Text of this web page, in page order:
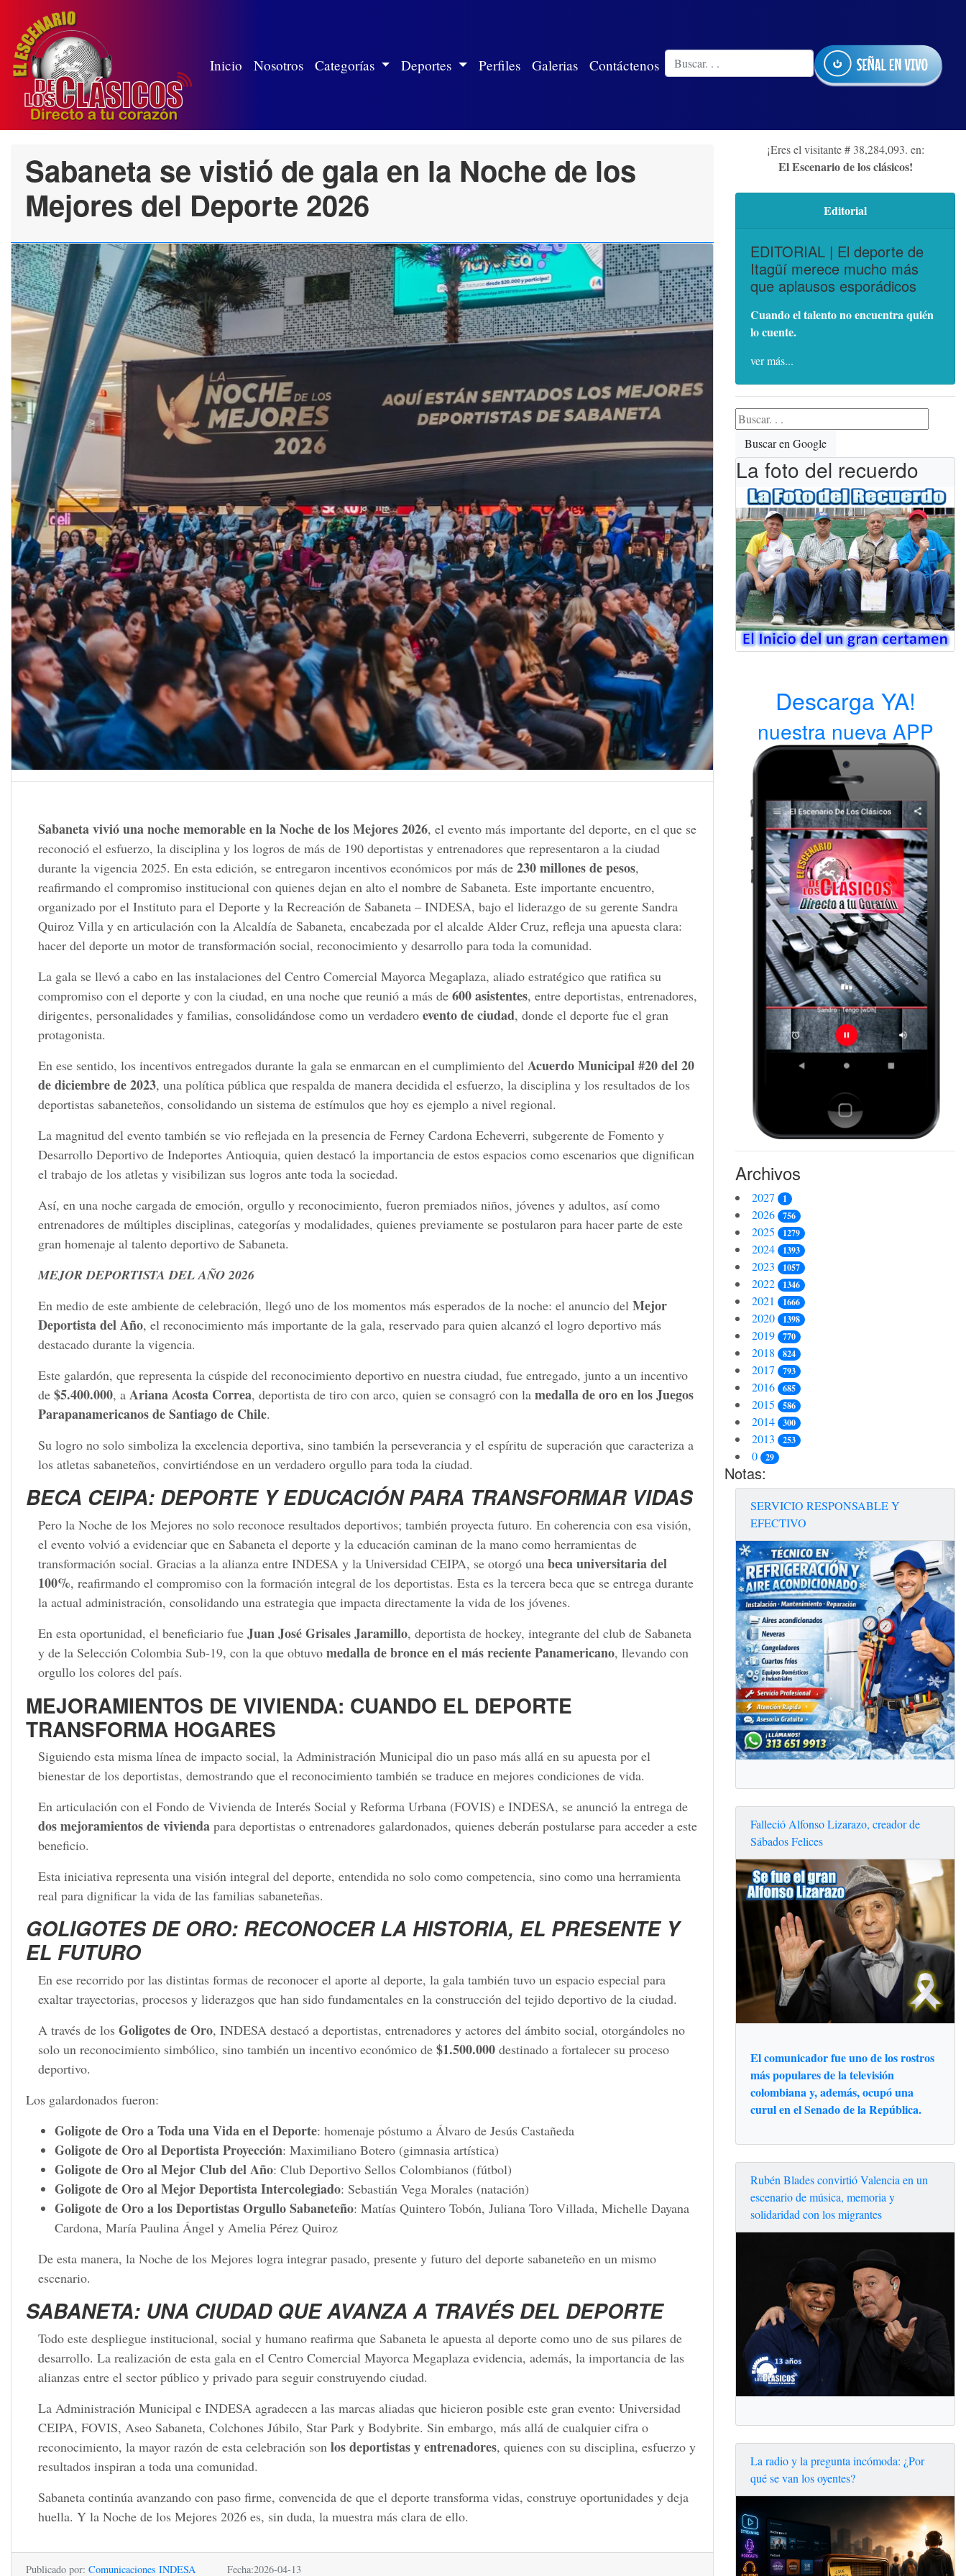
Inicio Nosotros(white)
Categorías Deportes Perfiles Galerias Contáctenos
Sabaneta se vistió de gala en la Noche de los
Mejores del Deporte 2026
Sabaneta vivió una noche memorable en la Noche de los Mejores 2026, el evento más importante del deporte, en el que se
reconoció el esfuerzo, la disciplina y los logros de más de 190 deportistas y entrenadores que representaron a la ciudad
durante la vigencia 2025. En esta edición, se entregaron incentivos económicos por más de230 millones de pesos,
reafirmando el compromiso institucional con quienes dejan en alto el nombre de Sabaneta. Este importante encuentro,
organizado por el Instituto para el Deporte y la Recreación de Sabaneta – INDESA, bajo el liderazgo de su gerente Sandra
Quiroz Villa y en articulación con la Alcaldía de Sabaneta, encabezada por el alcalde Alder Cruz, refleja una apuesta clara:
hacer del deporte un motor de transformación social, reconocimiento y desarrollo para toda la comunidad.
La gala se llevó a cabo en las instalaciones del Centro Comercial Mayorca Megaplaza, aliado estratégico que ratifica su
compromiso con el deporte y con la ciudad, en una noche que reunió a más de600 asistentes, entre deportistas, entrenadores,
dirigentes, personalidades y familias, consolidándose como un verdaderoevento de ciudad, donde el deporte fue el gran
protagonista.
En ese sentido, los incentivos entregados durante la gala se enmarcan en el cumplimiento delAcuerdo Municipal #20 del 20
de diciembre de 2023, una política pública que respalda de manera decidida el esfuerzo, la disciplina y los resultados de los
deportistas sabaneteños, consolidando un sistema de estímulos que hoy es ejemplo a nivel regional.
La magnitud del evento también se vio reflejada en la presencia de Ferney Cardona Echeverri, subgerente de Fomento y
Desarrollo Deportivo de Indeportes Antioquia, quien destacó la importancia de estos espacios como escenarios que dignifican
el trabajo de los atletas y visibilizan sus logros ante toda la sociedad.
Así, en una noche cargada de emoción, orgullo y reconocimiento, fueron premiados niños, jóvenes y adultos, así como
entrenadores de múltiples disciplinas, categorías y modalidades, quienes previamente se postularon para hacer parte de este
gran homenaje al talento deportivo de Sabaneta.
MEJOR DEPORTISTA DEL AÑO 2026
En medio de este ambiente de celebración, llegó uno de los momentos más esperados de la noche: el anuncio delMejor
Deportista del Año, el reconocimiento más importante de la gala, reservado para quien alcanzó el logro deportivo más
destacado durante la vigencia.
Este galardón, que representa la cúspide del reconocimiento deportivo en nuestra ciudad, fue entregado, junto a un incentivo
de$5.400.000, aAriana Acosta Correa, deportista de tiro con arco, quien se consagró con lamedalla de oro en los Juegos
Parapanamericanos de Santiago de Chile.
Su logro no solo simboliza la excelencia deportiva, sino también la perseverancia y el espíritu de superación que caracteriza a
los atletas sabaneteños, convirtiéndose en un verdadero orgullo para toda la ciudad.
BECA CEIPA: DEPORTE Y EDUCACIÓN PARA TRANSFORMAR VIDAS
Pero la Noche de los Mejores no solo reconoce resultados deportivos; también proyecta futuro. En coherencia con esa visión,
el evento volvió a evidenciar que en Sabaneta el deporte y la educación caminan de la mano como herramientas de
transformación social. Gracias a la alianza entre INDESA y la Universidad CEIPA, se otorgó unabeca universitaria del
100%, reafirmando el compromiso con la formación integral de los deportistas. Esta es la tercera beca que se entrega durante
la actual administración, consolidando una estrategia que impacta directamente la vida de los jóvenes.
En esta oportunidad, el beneficiario fueJuan José Grisales Jaramillo, deportista de hockey, integrante del club de Sabaneta
y de la Selección Colombia Sub-19, con la que obtuvomedalla de bronce en el más reciente Panamericano, llevando con
orgullo los colores del país.
MEJORAMIENTOS DE VIVIENDA: CUANDO EL DEPORTE
TRANSFORMA HOGARES
Siguiendo esta misma línea de impacto social, la Administración Municipal dio un paso más allá en su apuesta por el
bienestar de los deportistas, demostrando que el reconocimiento también se traduce en mejores condiciones de vida.
En articulación con el Fondo de Vivienda de Interés Social y Reforma Urbana (FOVIS) e INDESA, se anunció la entrega de
dos mejoramientos de viviendapara deportistas o entrenadores galardonados, quienes deberán postularse para acceder a este
beneficio.
Esta iniciativa representa una visión integral del deporte, entendida no solo como competencia, sino como una herramienta
real para dignificar la vida de las familias sabaneteñas.
GOLIGOTES DE ORO: RECONOCER LA HISTORIA, EL PRESENTE Y
EL FUTURO
En ese recorrido por las distintas formas de reconocer el aporte al deporte, la gala también tuvo un espacio especial para
exaltar trayectorias, procesos y liderazgos que han sido fundamentales en la construcción del tejido deportivo de la ciudad.
A través de losGoligotes de Oro, INDESA destacó a deportistas, entrenadores y actores del ámbito social, otorgándoles no
solo un reconocimiento simbólico, sino también un incentivo económico de$1.500.000destinado a fortalecer su proceso
deportivo.
Los galardonados fueron:
Goligote de Oro a Toda una Vida en el Deporte: homenaje póstumo a Álvaro de Jesús Castañeda
Goligote de Oro al Deportista Proyección: Maximiliano Botero (gimnasia artística)
Goligote de Oro al Mejor Club del Año: Club Deportivo Sellos Colombianos (fútbol)
Goligote de Oro al Mejor Deportista Intercolegiado: Sebastián Vega Morales (natación)
Goligote de Oro a los Deportistas Orgullo Sabaneteño: Matías Quintero Tobón, Juliana Toro Villada, Michelle Dayana
Cardona, María Paulina Ángel y Amelia Pérez Quiroz
De esta manera, la Noche de los Mejores logra integrar pasado, presente y futuro del deporte sabaneteño en un mismo
escenario.
SABANETA: UNA CIUDAD QUE AVANZA A TRAVÉS DEL DEPORTE
Todo este despliegue institucional, social y humano reafirma que Sabaneta le apuesta al deporte como uno de sus pilares de
desarrollo. La realización de esta gala en el Centro Comercial Mayorca Megaplaza evidencia, además, la importancia de las
alianzas entre el sector público y privado para seguir construyendo ciudad.
La Administración Municipal e INDESA agradecen a las marcas aliadas que hicieron posible este gran evento: Universidad
CEIPA, FOVIS, Aseo Sabaneta, Colchones Júbilo, Star Park y Bodybrite. Sin embargo, más allá de cualquier cifra o
reconocimiento, la mayor razón de esta celebración sonlos deportistas y entrenadores, quienes con su disciplina, esfuerzo y
resultados inspiran a toda una comunidad.
Sabaneta continúa avanzando con paso firme, convencida de que el deporte transforma vidas, construye oportunidades y deja
huella. Y la Noche de los Mejores 2026 es, sin duda, la muestra más clara de ello.
Publicado por: Comunicaciones INDESA Fecha:2026-04-13
¡Eres el visitante # 38,284,093. en:
El Escenario de los clásicos!
Editorial
EDITORIAL | El deporte de
Itagüí merece mucho más
que aplausos esporádicos
Cuando el talento no encuentra quién
lo cuente.
ver más...
Buscar en Google
La foto del recuerdo
Descarga YA!
nuestra nueva APP
Archivos
2027 1
2026 756
2025 1279
2024 1393
2023 1057
2022 1346
2021 1666
2020 1398
2019 770
2018 824
2017 793
2016 685
2015 586
2014 300
2013 253
0 29
Notas:
SERVICIO RESPONSABLE Y
EFECTIVO
Falleció Alfonso Lizarazo, creador de
Sábados Felices
El comunicador fue uno de los rostros
más populares de la televisión
colombiana y, además, ocupó una
curul en el Senado de la República.
Rubén Blades convirtió Valencia en un
escenario de música, memoria y
solidaridad con los migrantes
La radio y la pregunta incómoda: ¿Por
qué se van los oyentes?